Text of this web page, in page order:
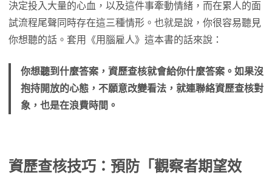
決定投入大量的心血，以及這件事牽動情緒，而在累人的面
試流程尾聲同時存在這三種情形。也就是說，你很容易聽見
你想聽的話。套用《用腦雇人》這本書的話來說：
你想聽到什麼答案，資歷查核就會給你什麼答案。如果沒
抱持開放的心態，不願意改變看法，就連聯絡資歷查核對
象，也是在浪費時間。
資歷查核技巧：預防「觀察者期望效